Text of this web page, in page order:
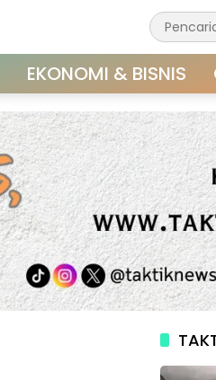
EKONOMI & BISNIS